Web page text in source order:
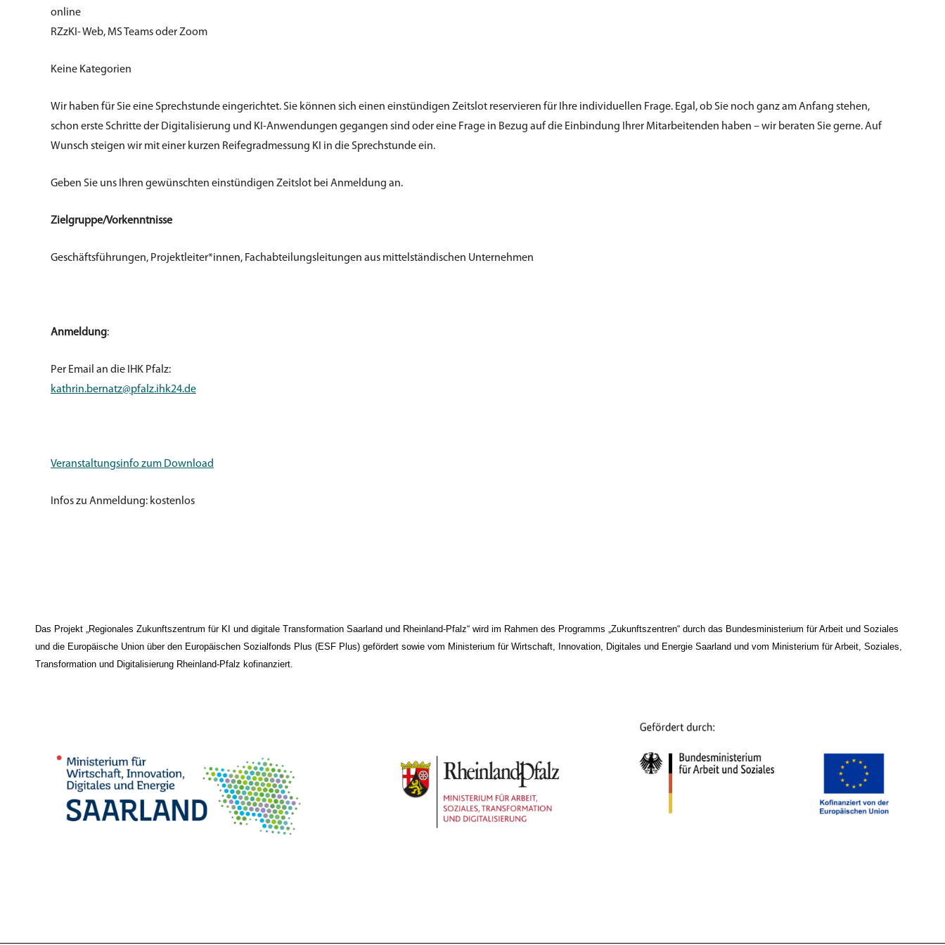
online
RZzKI- Web, MS Teams oder Zoom
Keine Kategorien
Wir haben für Sie eine Sprechstunde eingerichtet. Sie können sich einen einstündigen Zeitslot reservieren für Ihre individuellen Frage. Egal, ob Sie noch ganz am Anfang stehen,
schon erste Schritte der Digitalisierung und KI-Anwendungen gegangen sind oder eine Frage in Bezug auf die Einbindung Ihrer Mitarbeitenden haben – wir beraten Sie gerne. Auf
Wunsch steigen wir mit einer kurzen Reifegradmessung KI in die Sprechstunde ein.
Geben Sie uns Ihren gewünschten einstündigen Zeitslot bei Anmeldung an.
Zielgruppe/Vorkenntnisse
Geschäftsführungen, Projektleiter*innen, Fachabteilungsleitungen aus mittelständischen Unternehmen
Anmeldung:
Per Email an die IHK Pfalz:
kathrin.bernatz@pfa lz.ihk24.de
Veranstaltungsinfo zum Download
nfos zu Anmeldung: kostenlos
Das Projekt „Regionales Zukunftszentrum für KI und digitale Transformation Saarland und Rheinland-Pfalz“ wird im Rahmen des Programms „Zukunftszentren“ durch das Bundesministerium für Arbeit und Soziales
und die Europäische Union über den Europäischen Sozialfonds Plus (ESF Plus) gefördert sowie vom Ministerium für Wirtschaft, Innovation, Digitales und Energie Saarland und vom Ministerium für Arbeit, Soziales,
Transformation und Digitalisierung Rheinland-Pfalz kofinanziert.